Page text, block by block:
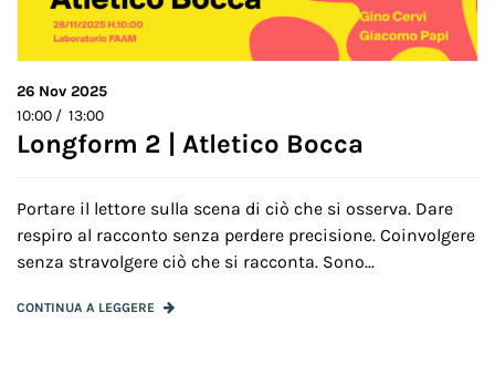
26 Nov 2025
10:00 / 13:00
Longform 2 | Atletico Bocca
Portare il lettore sulla scena di ciò che si osserva. Dare
respiro al racconto senza perdere precisione. Coinvolgere
senza stravolgere ciò che si racconta. Sono...
CONTINUA A LEGGERE